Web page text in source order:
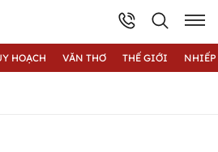
HOẠCH VĂN THƠ THẾ GIỚI